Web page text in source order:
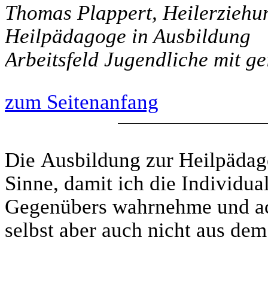
Thomas Plappert,
Heilpädagoge in Ausbildung
Arbeitsfeld Jugendliche mit
zum Seitenanfang
Die Ausbildung zur
Sinne, damit ich die
Gegenübers wahrnehme und
selbst aber auch nicht aus